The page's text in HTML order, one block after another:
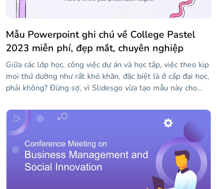
Mẫu Powerpoint ghi chú về College Pastel
2023 miễn phí, đẹp mắt, chuyên nghiệp
Giữa các lớp học, công việc dự án và học tập, việc theo kịp
mọi thứ dường như rất khó khăn, đặc biệt là ở cấp đại học,
phải không? Đừng sợ, vì Slidesgo vừa tạo mẫu này cho
pastel tươi sáng và nhiều hình minh họa giống như hình
vẽ nguệch ngoạc — một nét thú vị luôn được chào đón!
Tất cả các bố cục đều chứa các mảnh giấy hoặc ghi chú
dính, nơi bạn có thể viết bất cứ điều gì bạn cần nhớ. Sự
kết hợp tuyệt vời này sẽ khiến bạn lưu giữ thông tin đó
trong một thời gian dài!